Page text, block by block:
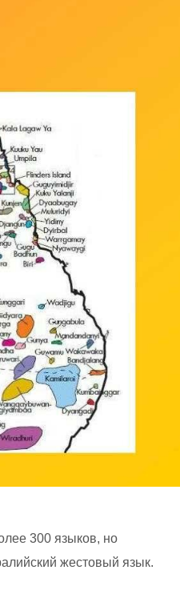
300 языков, но
жестовый язык.